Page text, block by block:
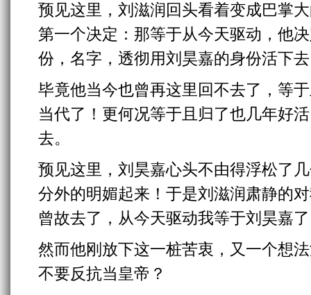
预见这里，刘滋润回头看着变成巴掌
第一个决定：那等于从今天驱动，他
份，名字，透彻用刘昊嘉的身份活下
毕竟他当今也曾再这里回不去了，等
当代了！更何况等于且归了也几年好
去。
预见这里，刘昊嘉心头不由得浮松了
分外的明媚起来！于是刘滋润肃静的
曾故去了，从今天驱动我等于刘昊嘉了
然而他刚放下这一桩苦衷，又一个想
不要反抗当皇帝？